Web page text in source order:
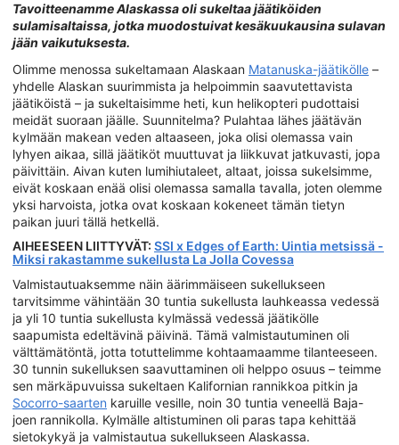
Tavoitteenamme Alaskassa oli sukeltaa jäätiköiden
sulamisaltaissa, jotka muodostuivat kesäkuukausina sulavan
jään vaikutuksesta.
Olimme menossa sukeltamaan Alaskaan Matanuska-jäätikölle –
yhdelle Alaskan suurimmista ja helpoimmin saavutettavista
jäätiköistä – ja sukeltaisimme heti, kun helikopteri pudottaisi
meidät suoraan jäälle. Suunnitelma? Pulahtaa lähes jäätävän
kylmään makean veden altaaseen, joka olisi olemassa vain
lyhyen aikaa, sillä jäätiköt muuttuvat ja liikkuvat jatkuvasti, jopa
päivittäin. Aivan kuten lumihiutaleet, altaat, joissa sukelsimme,
eivät koskaan enää olisi olemassa samalla tavalla, joten olemme
yksi harvoista, jotka ovat koskaan kokeneet tämän tietyn
paikan juuri tällä hetkellä.
AIHEESEEN LIITTYVÄT: SSI x Edges of Earth: Uintia metsissä -
Miksi rakastamme sukellusta La Jolla Covessa
Valmistautuaksemme näin äärimmäiseen sukellukseen
tarvitsimme vähintään 30 tuntia sukellusta lauhkeassa vedessä
ja yli 10 tuntia sukellusta kylmässä vedessä jäätikölle
saapumista edeltävinä päivinä. Tämä valmistautuminen oli
välttämätöntä, jotta totuttelimme kohtaamaamme tilanteeseen.
30 tunnin sukelluksen saavuttaminen oli helppo osuus – teimme
sen märkäpuvuissa sukeltaen Kalifornian rannikkoa pitkin ja
Socorro-saarten karuille vesille, noin 30 tuntia veneellä Baja-
joen rannikolla. Kylmälle altistuminen oli paras tapa kehittää
sietokykyä ja valmistautua sukellukseen Alaskassa.